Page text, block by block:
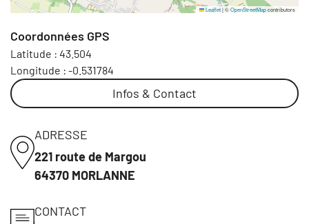
Leaflet|©OpenStreetMapcontributors
Coordonnées GPS
Latitude : 43.504
Longitude : -0.531784
Infos & Contact
ADRESSE
221 route de Margou
64370 MORLANNE
CONTACT